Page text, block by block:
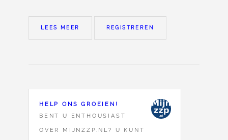
LEES MEER REGISTREREN
HELP ONS GROEIEN!
BENT U ENTHOUSIAST
OVER MIJNZZP.NL? U KUNT